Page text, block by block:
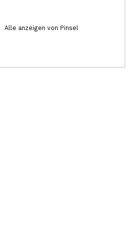
2,99€
Alle anzeigen von Pinsel